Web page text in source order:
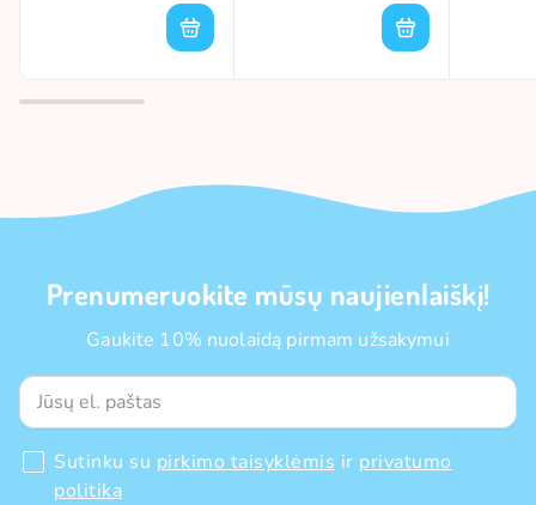
Prenumeruokite mūsų naujienlaiškį!
Gaukite 10% nuolaidą pirmam užsakymui
Sutinku su pirkimo taisyklėmis ir privatumo
politika